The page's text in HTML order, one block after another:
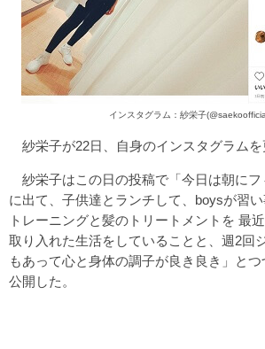
インスタグラム：紗栄子
紗栄子が22日、自身のインスタグラムを
紗栄子はこの日の投稿で「今日は朝にフ
に出て、子供達とランチして、boysが習
トレーニングと髪のトリートメントを 最
取り入れた生活をしていることと、週2回
もあって心と身体の調子が良き良き」と
公開した。